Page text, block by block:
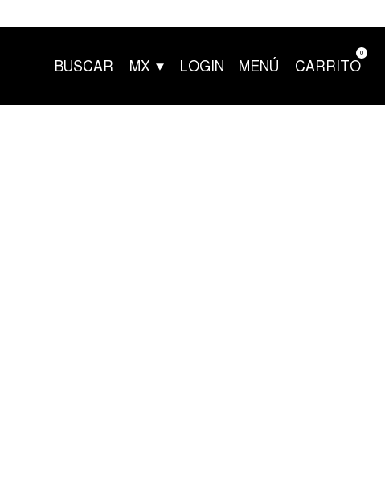
MENÚ
BUSCAR MX LOGIN CARRITO
0